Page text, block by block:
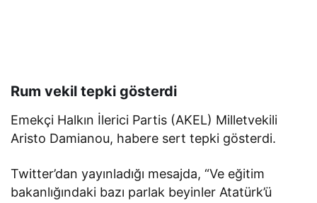
Rum vekil tepki gösterdi
Emekçi Halkın İlerici Partis (AKEL) Milletvekili
Aristo Damianou, habere sert tepki gösterdi.
Twitter’dan yayınladığı mesajda, “Ve eğitim
bakanlığındaki bazı parlak beyinler Atatürk’ü